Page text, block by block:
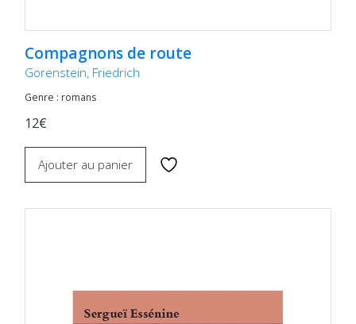
Compagnons de route
Gorenstein, Friedrich
Genre : romans
12€
Ajouter au panier